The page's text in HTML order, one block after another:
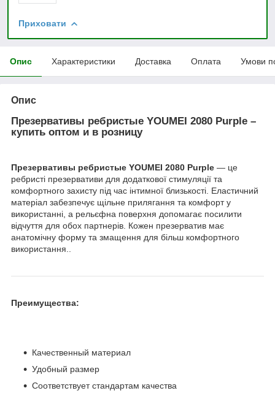
Приховати
Опис Характеристики Доставка Оплата Умови
Опис
Презервативы ребристые YOUMEI 2080 Purple –
купить оптом и в розницу
Презервативы ребристые YOUMEI 2080 Purple — це
ребристі презервативи для додаткової стимуляції та
комфортного захисту під час інтимної близькості. Еластичний
матеріал забезпечує щільне прилягання та комфорт у
використанні, а рельєфна поверхня допомагає посилити
відчуття для обох партнерів. Кожен презерватив має
анатомічну форму та змащення для більш комфортного
використання..
Преимущества:
Качественный материал
Удобный размер
Соответствует стандартам качества